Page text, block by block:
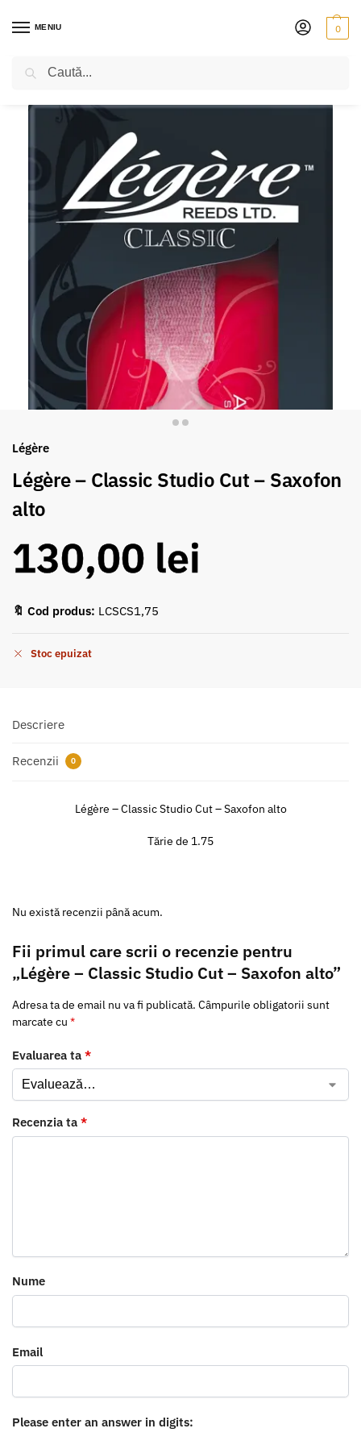
MENIU 0
Légère
Légère – Classic Studio Cut – Saxofon
alto
130,00 lei
🔖 Cod produs: LCSCS1,75
Stoc epuizat
Descriere
Recenzii 0
Légère – Classic Studio Cut – Saxofon alto
Tărie de 1.75
Nu există recenzii până acum.
Fii primul care scrii o recenzie pentru
„Légère – Classic Studio Cut – Saxofon alto”
Adresa ta de email nu va fi publicată. Câmpurile obligatorii sunt
marcate cu *
Evaluarea ta *
Recenzia ta *
Nume
Email
Please enter an answer in digits: